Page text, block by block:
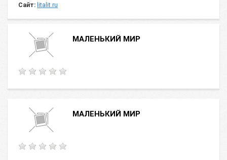
Сайт: litalit.ru
МАЛЕНЬКИЙ МИР
МАЛЕНЬКИЙ МИР